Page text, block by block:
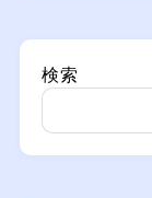
検索